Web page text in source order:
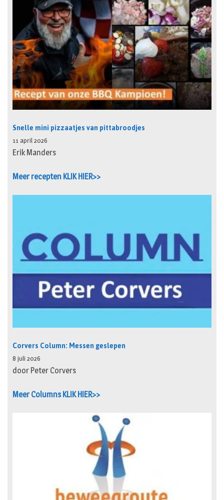
Snelle mini pizzaatjes van pittabroodjes
11 april 2026
Erik Manders
Meer recepten KLIK HIER>>
Corvers Column: Messen geslepen
8 juli 2026
door Peter Corvers
Meer Columns KLIK HIER>>